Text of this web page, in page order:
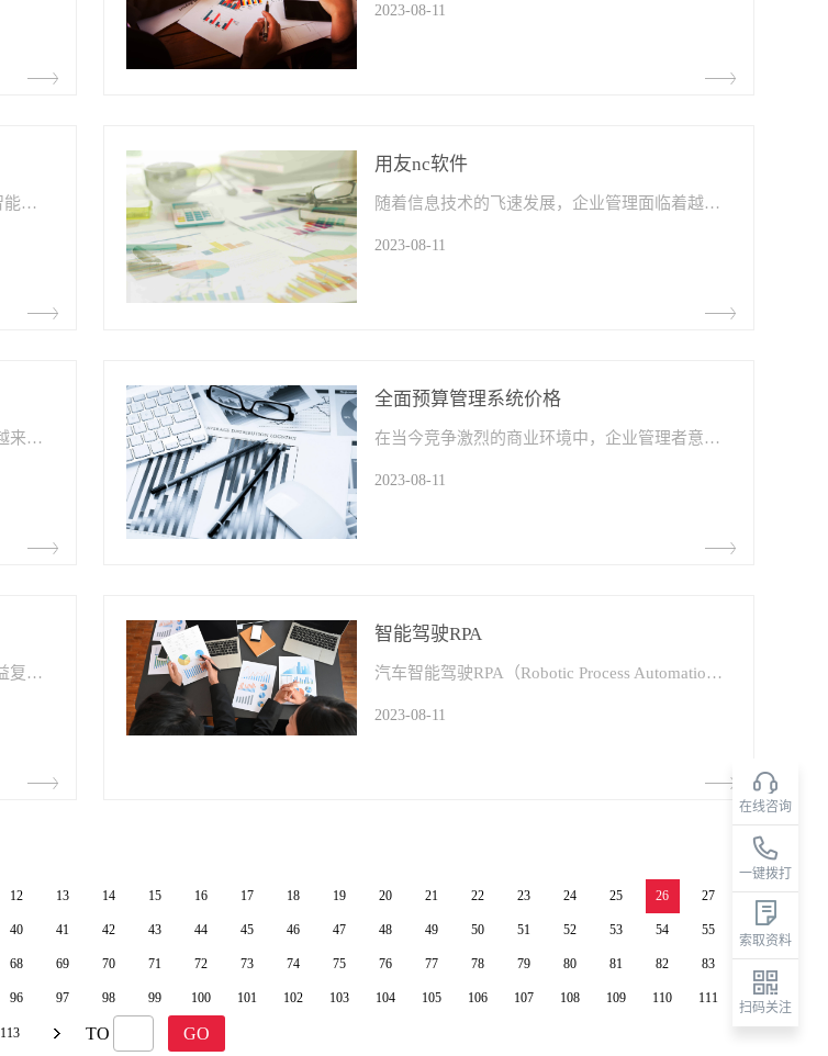
2023-08-11
RPA（Robotic Process Automation）人工智能是一种基于机器学习和自动化技术的智能软件系统，旨在模拟和执行人类的重复性工作。随着科技的不断发展，RPA人工智能​在企业和组织中得到越来越广泛的应用。本文将探讨RPA人工智能的优势，包括高效自动化、错误减少、成本节约以及提升生产力，旨在帮助读者深入了解这一智能技术的实用价值。
用友nc软件
随着信息技术的飞速发展，企业管理面临着越来越复杂和多样化的挑战。为了应对这些挑战，企业需要借助高效的管理工具和系统。用友NC软件​作为一款综合性企业管理软件，以其全面的管理模块、数据整合与智能分析、自动化与高效运营等特点，帮助企业管理获得较大的提升。本文将深入探究用友NC软件的优势和用途，揭示其在提升企业管理效能方面的重要作用。
2023-08-11
在当今快节奏的商业环境中，企业管理者越来越重视业务与财务之间的紧密融合。业财融合指的是将业务运营与财务管理相结合，实现数据的共享和分析，以支持高效的管理和决策。本文将深入探讨业财融合​的意义和重要性，以及实现融合的关键方法。
全面预算管理系统价格
在当今竞争激烈的商业环境中，企业管理者意识到有效的预算管理对于业务成功至关重要。全面预算管理系统成为许多企业的选择，它能够帮助企业实现全面的预算制定、执行和监控。本文将深入探讨全面预算管理系统价格​的构成要素，帮助企业了解投入和规划成本，做出明智的决策。
2023-08-11
随着科技的飞速发展，企业管理面临着日益复杂和多样化的挑战。为了提高企业管理效率和决策水平，用友NC​作为一种综合性企业管理软件应运而生。用友NC是用友集团旗下的重要产品，致力于为企业提供全面的集成化解决方案。本文将深入探讨用友NC的含义和功能，以及它在企业管理中的关键作用。
智能驾驶RPA
汽车智能驾驶RPA​（Robotic Process Automation）是汽车行业自动化领域的前沿技术，它结合了人工智能和自动化特性，将汽车驾驶推向了一个全新的境界。本文将深入探讨汽车智能驾驶RPA的功能和应用，以及它在实现自动驾驶技术的重要作用。
2023-08-11
12 13 14 15 16 17 18 19 20 21 22 23 24 25 26 27
40 41 42 43 44 45 46 47 48 49 50 51 52 53 54 55
68 69 70 71 72 73 74 75 76 77 78 79 80 81 82 83
96 97 98 99 100 101 102 103 104 105 106 107 108 109 110 111
113 TO GO
在线咨询
一键拨打
索取资料
扫码关注